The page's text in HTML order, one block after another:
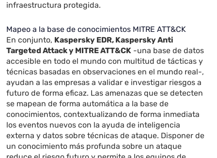
infraestructura protegida.
Mapeo a la base de conocimientos MITRE ATT&CK
En conjunto, Kaspersky EDR, Kaspersky Anti
Targeted Attack y MITRE ATT&CK -una base de datos
accesible en todo el mundo con multitud de tácticas y
técnicas basadas en observaciones en el mundo real-,
ayudan a las empresas a validar e investigar riesgos a
futuro de forma eficaz. Las amenazas que se detecten
se mapean de forma automática a la base de
conocimientos, contextualizando de forma inmediata
los eventos nuevos con la ayuda de inteligencia
externa y datos sobre técnicas de ataque. Disponer de
un conocimiento más profunda sobre un ataque